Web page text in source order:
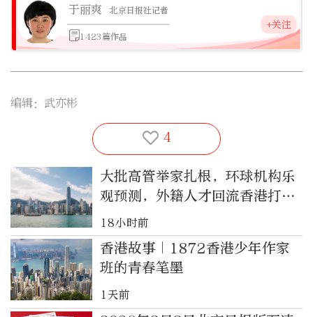
于丽爽 北京日报社记者
1423篇作品
+关注
编辑：武亦彬
4
大批高管举家扎根，环球机构乐
观预测，外籍人才回流香港打脸
西方唱衰
18小时前
香港故事｜1872香港少年作家
班的青春笔墨
1天前